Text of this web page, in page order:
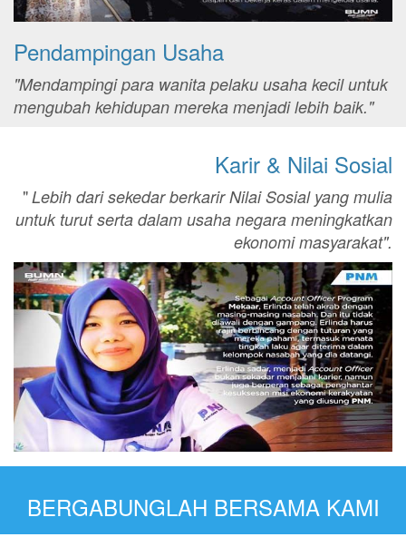
Pendampingan Usaha
"Mendampingi para wanita pelaku usaha kecil untuk
mengubah kehidupan mereka menjadi lebih baik."
Karir & Nilai Sosial
"Lebih dari sekedar berkarir Nilai Sosial yang mulia
untuk turut serta dalam usaha negara meningkatkan
ekonomi masyarakat".
BERGABUNGLAH BERSAMA KAMI